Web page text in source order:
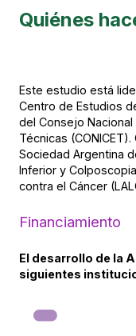
Quiénes
Este estudio está
Centro de Estudios
del Consejo
Técnicas
Sociedad Argentina
Inferior y
contra el Cáncer
Financiamiento
El desarrollo de la
siguientes